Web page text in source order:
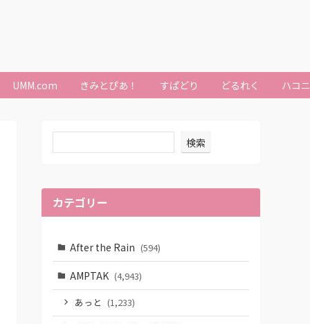
UMM.com きみとぴあ！ すぱどり どるれく ハコ
検索
カテゴリー
After the Rain (594)
AMPTAK (4,943)
あっと (1,233)